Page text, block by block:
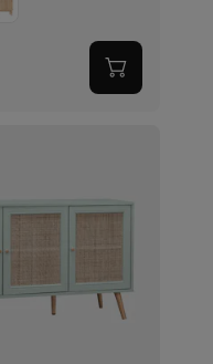
Adicionar
ao